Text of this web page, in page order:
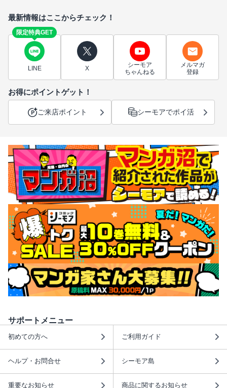
最新情報はここからチェック！
限定特典GET
LINE X
シーモア
ちゃんねる
メルマガ
登録
お得にポイントゲット！
ご来店ポイント シーモアでポイ活
サポートメニュー
初めての方へ ご利用ガイド
ヘルプ・お問合せ シーモア島
重要なお知らせ 商品に関するお知らせ